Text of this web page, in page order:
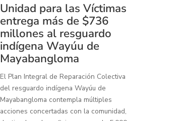
Unidad para las Víctimas
entrega más de $736
millones al resguardo
indígena Wayúu de
Mayabangloma
El Plan Integral de Reparación Colectiva
del resguardo indígena Wayúu de
Mayabangloma contempla múltiples
acciones concertadas con la comunidad,